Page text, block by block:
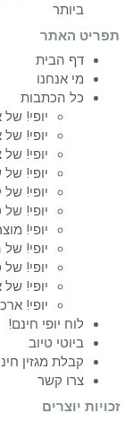
ביותר
תפריט האתר
דף הבית
מי אנחנו
כל הכתבות
יופי! של
יופי!
יופי! של
יופי!
יופי!
יופי! של
יופי!
יופי!
יופי!
יופי! של
יופי!
לוח יופי חינם!
ביוטי טיוב
קבלת מגזין
צרו קשר
זכויות יוצרים